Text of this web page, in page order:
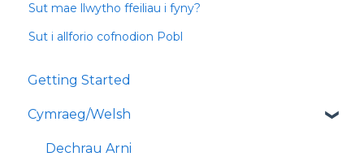
Sut mae llwytho ffeiliau i fyny?
Sut i allforio cofnodion Pobl
Getting Started
Cymraeg/Welsh
Dechrau Arni